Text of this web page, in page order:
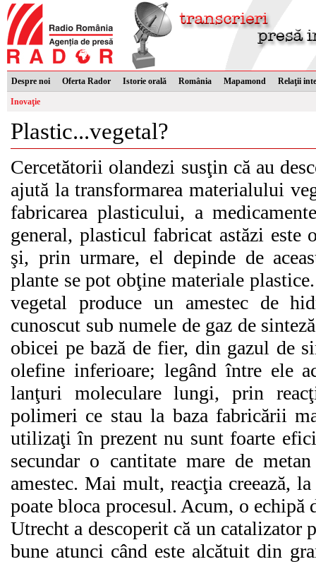
Despre noi Oferta Rador Istorie orală România Mapamond Relaţii
Inovaţie
Plastic...vegetal?
Cercetătorii olandezi susţin că au
ajută la transformarea materialului
fabricarea plasticului, a
general, plasticul fabricat astăzi
şi, prin urmare, el depinde de
plante se pot obţine materiale
vegetal produce un amestec de
cunoscut sub numele de gaz de
obicei pe bază de fier, din gazul de
olefine inferioare; legând între ele
lanţuri moleculare lungi, prin
polimeri ce stau la baza fabricării
utilizaţi în prezent nu sunt foarte
secundar o cantitate mare de
amestec. Mai mult, reacţia creează,
poate bloca procesul. Acum, o echipă
Utrecht a descoperit că un catalizator
bune atunci când este alcătuit din